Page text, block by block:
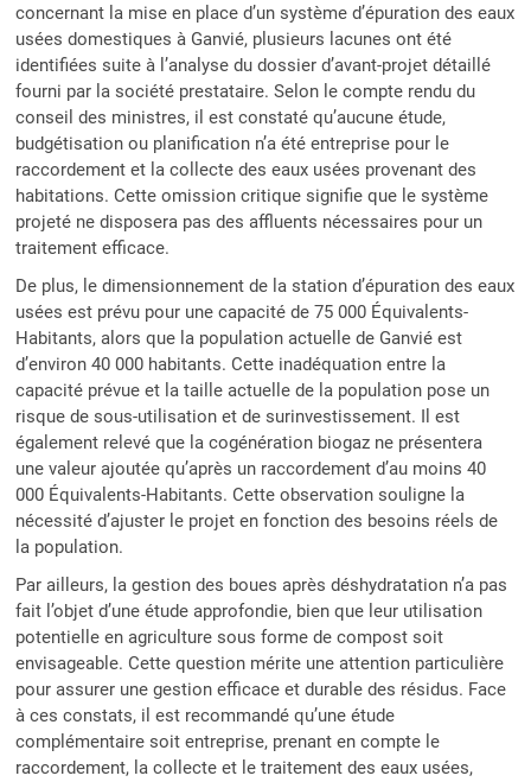
concernant la mise en place d’un système d’épuration des eaux
usées domestiques à Ganvié, plusieurs lacunes ont été
identifiées suite à l’analyse du dossier d’avant-projet détaillé
fourni par la société prestataire. Selon le compte rendu du
conseil des ministres, il est constaté qu’aucune étude,
budgétisation ou planification n’a été entreprise pour le
raccordement et la collecte des eaux usées provenant des
habitations. Cette omission critique signifie que le système
projeté ne disposera pas des affluents nécessaires pour un
traitement efficace.
De plus, le dimensionnement de la station d’épuration des eaux
usées est prévu pour une capacité de 75 000 Équivalents-
Habitants, alors que la population actuelle de Ganvié est
d’environ 40 000 habitants. Cette inadéquation entre la
capacité prévue et la taille actuelle de la population pose un
risque de sous-utilisation et de surinvestissement. Il est
également relevé que la cogénération biogaz ne présentera
une valeur ajoutée qu’après un raccordement d’au moins 40
000 Équivalents-Habitants. Cette observation souligne la
nécessité d’ajuster le projet en fonction des besoins réels de
la population.
Par ailleurs, la gestion des boues après déshydratation n’a pas
fait l’objet d’une étude approfondie, bien que leur utilisation
potentielle en agriculture sous forme de compost soit
envisageable. Cette question mérite une attention particulière
pour assurer une gestion efficace et durable des résidus. Face
à ces constats, il est recommandé qu’une étude
complémentaire soit entreprise, prenant en compte le
raccordement, la collecte et le traitement des eaux usées,